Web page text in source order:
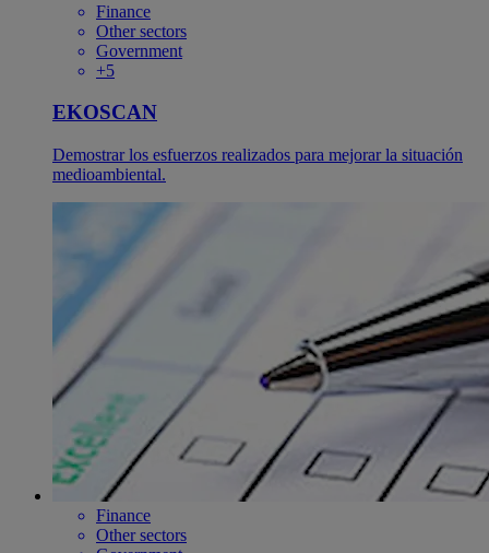
Finance
Other sectors
Government
+5
EKOSCAN
Demostrar los esfuerzos realizados para mejorar la situación
medioambiental.
Finance
Other sectors